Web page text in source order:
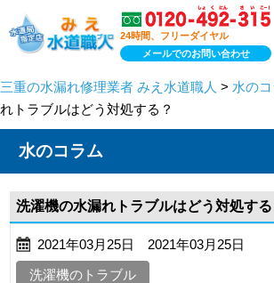
24時間、フリーダイヤル
メールでのお問い合わせ
三重の水漏れ修理業者 みえ水道職人 > 水の
れトラブルはどう対処する？
水のコラム
洗濯機の水漏れトラブルはどう対処する
2021年03月25日 2021年03月25日
洗濯機のトラブル